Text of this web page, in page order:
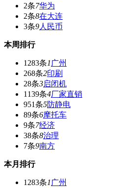
2条7华为
2条8在大连
3条9人民币
本周排行
1283条1 广州
268条2印刷
28条3启闭机
1139条4厂家直销
951条5防静电
89条6摩托车
9条7经济
38条8治理
7条9南方
本月排行
1283条1 广州